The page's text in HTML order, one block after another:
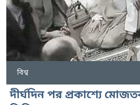
বিশ্ব
দীর্ঘদিন পর প্রকাশ্যে